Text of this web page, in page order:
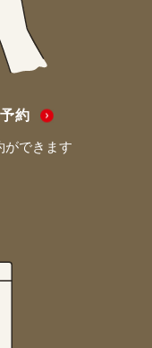
約
ができます